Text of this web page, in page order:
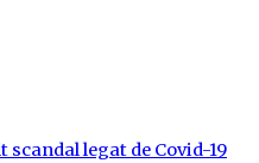
legat de Covid-19